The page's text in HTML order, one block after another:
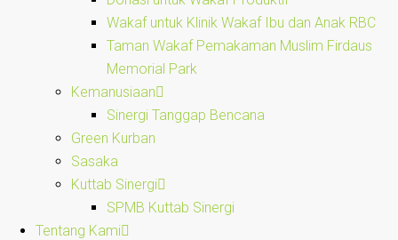
Wakaf untuk Klinik Wakaf Ibu dan Anak RBC
Taman Wakaf Pemakaman Muslim Firdaus
Memorial Park
Kemanusiaan
Sinergi Tanggap Bencana
Green Kurban
Sasaka
Kuttab Sinergi
SPMB Kuttab Sinergi
Tentang Kami